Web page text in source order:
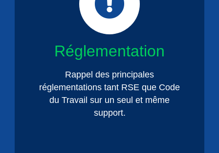
Réglementation
Rappel des principales
réglementations tant RSE que Code
du Travail sur un seul et même
support.